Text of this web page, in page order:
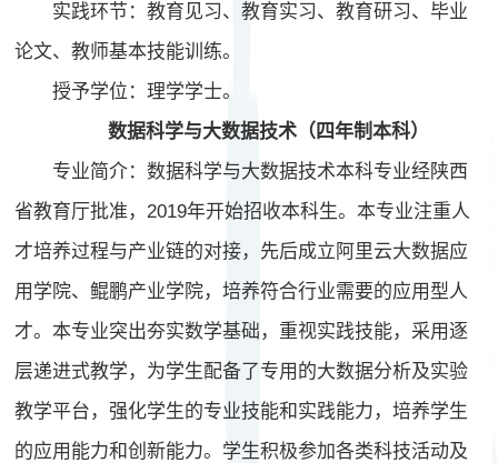
实践环节：教育见习、教育实习、教育研习、毕业
论文、教师基本技能训练。
授予学位：理学学士。
数据科学与大数据技术（四年制本科）
专业简介：数据科学与大数据技术本科专业经陕西
省教育厅批准，2019年开始招收本科生。本专业注重人
才培养过程与产业链的对接，先后成立阿里云大数据应
用学院、鲲鹏产业学院，培养符合行业需要的应用型人
才。本专业突出夯实数学基础，重视实践技能，采用逐
层递进式教学，为学生配备了专用的大数据分析及实验
教学平台，强化学生的专业技能和实践能力，培养学生
的应用能力和创新能力。学生积极参加各类科技活动及